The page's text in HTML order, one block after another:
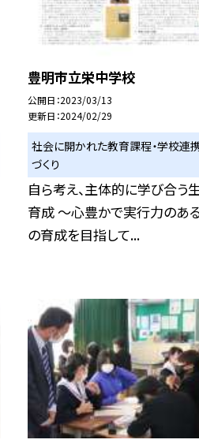
豊明市立栄中学校
公開日 2023/03/13
更新日 2024/02/29
社会に開かれた教育課程・学校連
づくり
自ら考え、主体的に学び合う
育成 〜心豊かで実行力のあ
の育成を目指して...